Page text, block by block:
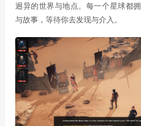
迥异的世界与地点。每一个星球都
与故事，等待你去发现与介入。